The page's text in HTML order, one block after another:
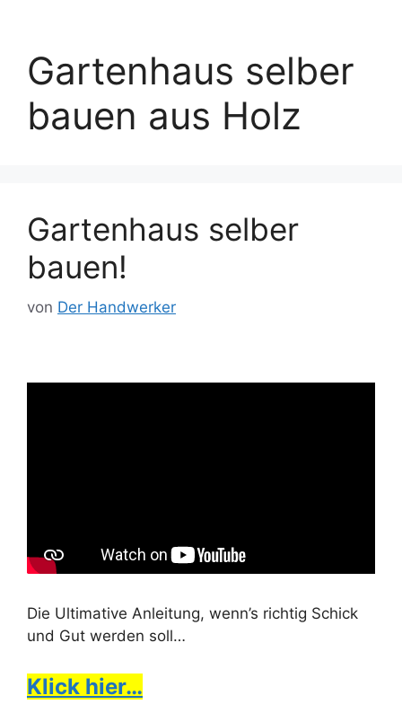
Gartenhaus selber
bauen aus Holz
Gartenhaus selber
bauen!
von Der Handwerker
Die Ultimative Anleitung, wenn’s richtig Schick
und Gut werden soll…
Klick hier…